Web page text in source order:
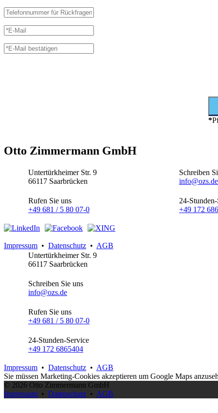
*
Otto Zimmermann GmbH
Untertürkheimer Str. 9
66117 Saarbrücken
Schreiben
info@ozs.de
Rufen Sie uns
+49 681 / 5 80 07-0
24-
+49 172
Impressum • Datenschutz • AGB
Untertürkheimer Str. 9
66117 Saarbrücken
Schreiben Sie uns
info@ozs.de
Rufen Sie uns
+49 681 / 5 80 07-0
24-Stunden-Service
+49 172 6865404
Impressum • Datenschutz • AGB
Sie müssen Marketing-Cookies akzeptieren um Google Maps
© 2026 Otto Zimmermann GmbH
Impressum • Datenschutz • AGB